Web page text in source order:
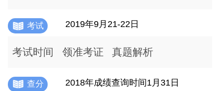
考试 2019年9月21-22日
考试时间 领准考证 真题解析
查分 2018年成绩查询时间1月31日